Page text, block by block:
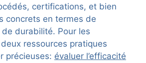
certifications, et bien
concrets en termes de
durabilité. Pour les
ressources pratiques
précieuses: évaluer l’efficacité